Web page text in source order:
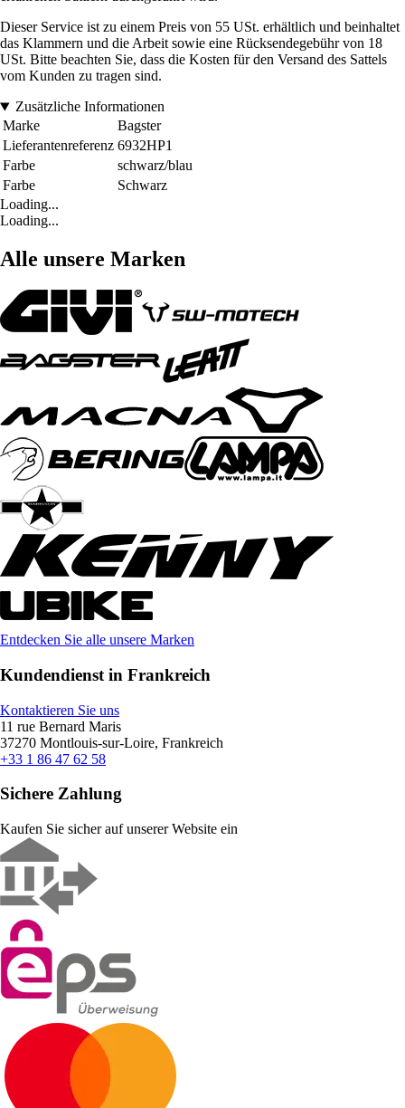
Dieser Service ist zu einem Preis von 55 USt. erhältlich und beinhaltet
das Klammern und die Arbeit sowie eine Rücksendegebühr von 18
USt. Bitte beachten Sie, dass die Kosten für den Versand des Sattels
vom Kunden zu tragen sind.
Zusätzliche Informationen
Marke
Bagster
Lieferantenreferenz 6932HP1
Farbe
schwarz/blau
Farbe
Schwarz
Loading...
Loading...
Alle unsere Marken
Entdecken Sie alle unsere Marken
Kundendienst in Frankreich
Kontaktieren Sie uns
11 rue Bernard Maris
37270 Montlouis-sur-Loire, Frankreich
+33 1 86 47 62 58
Sichere Zahlung
Kaufen Sie sicher auf unserer Website ein